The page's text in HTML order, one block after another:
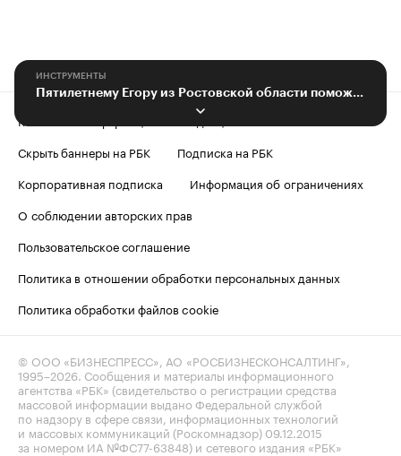
ИНСТРУМЕНТЫ
Пятилетнему Егору из Ростовской области поможет лечение
Контактная информация
Редакция
Скрыть баннеры на РБК
Подписка на РБК
Корпоративная подписка
Информация об ограничениях
О соблюдении авторских прав
Пользовательское соглашение
Политика в отношении обработки персональных данных
Политика обработки файлов cookie
© ООО «БИЗНЕСПРЕСС», АО «РОСБИЗНЕСКОНСАЛТИНГ»,
1995–2026 . Сообщения и материалы информационного
агентства «РБК» (свидетельство о регистрации средства
массовой информации выдано Федеральной службой
по надзору в сфере связи, информационных технологий
и массовых коммуникаций (Роскомнадзор) 09.12.2015
за номером ИА №ФС77-63848) и сетевого издания «РБК»